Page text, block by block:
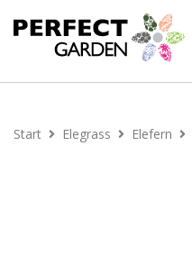
Start Elegrass Elefern